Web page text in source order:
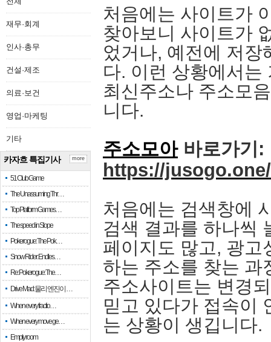
재무·회계
인사·총무
건설·제조
의료·보건
영업·마케팅
기타
카자흐 특집기사
51 Club Game
The Unassuming Thr…
Top Platform Games…
The speed in Slope
Pokerogue: The Pok…
Snow Rider: Endles…
Re: Pokerogue: The…
Drive Mad: 물리 엔진이 …
When every fractio…
When every move ge…
Empty room
more
처음에는 사이트가
찾아보니 사이트가
었거나, 예전에 저장
다. 이런 상황에서는
최신주소나 주소모
니다.
주소모아바로가기:
https://jusogo.one/
처음에는 검색창에
검색 결과를 하나씩
페이지도 많고, 광고
하는 주소를 찾는 과
주소사이트는 변경
믿고 있다가 접속이
는 상황이 생깁니다.